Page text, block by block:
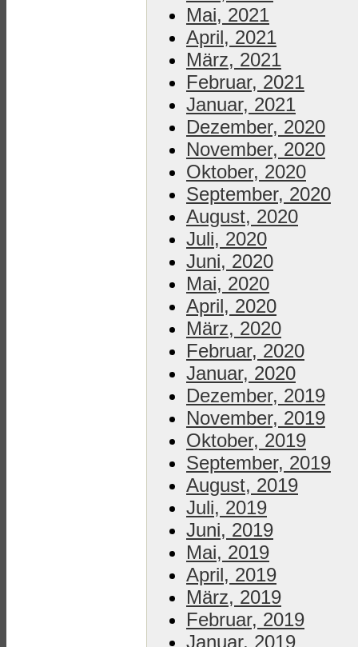
Mai, 2021
April, 2021
März, 2021
Februar, 2021
Januar, 2021
Dezember, 2020
November, 2020
Oktober, 2020
September, 2020
August, 2020
Juli, 2020
Juni, 2020
Mai, 2020
April, 2020
März, 2020
Februar, 2020
Januar, 2020
Dezember, 2019
November, 2019
Oktober, 2019
September, 2019
August, 2019
Juli, 2019
Juni, 2019
Mai, 2019
April, 2019
März, 2019
Februar, 2019
Januar, 2019